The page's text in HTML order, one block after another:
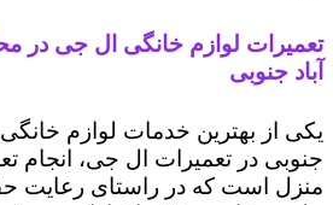
تعمیرات لوازم خانگی ال جی در
آباد جنوبی
یکی از بهترین خدمات لوازم
جنوبی در تعمیرات ال جی، انجام
منزل است که در راستای رعایت